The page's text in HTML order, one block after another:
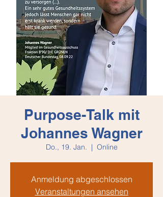
Purpose-Talk mit
Johannes Wagner
Do., 19. Jan.
  |
Online
Anmeldung abgeschlossen
Veranstaltungen ansehen